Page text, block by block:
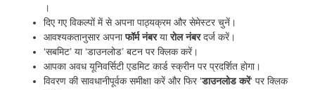
।
दिए गए विकल्पों में से अपना पाठ्यक्रम और सेमेस्टर चुनें।
आवश्यकतानुसार अपनाफॉर्म नंबरयारोल नंबरदर्ज करें।
‘सबमिट’ या ‘डाउनलोड’ बटन पर क्लिक करें।
आपका अवध यूनिवर्सिटी एडमिट कार्ड स्क्रीन पर प्रदर्शित होगा।
विवरण की सावधानीपूर्वक समीक्षा करें और फिर ‘डाउनलोड करें‘ पर क्लिक